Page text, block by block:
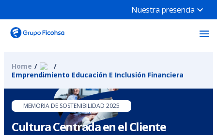
Nuestra presencia
Home
Emprendimiento Educación E Inclusión Financiera
MEMORIA DE SOSTENIBILIDAD 2025
Cultura Centrada en el Cliente